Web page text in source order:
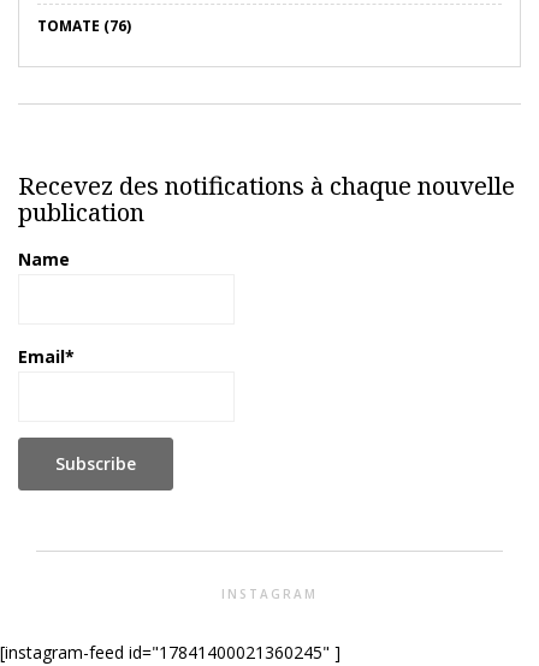
TOMATE (76)
Recevez des notifications à chaque nouvelle
publication
Name
Email*
INSTAGRAM
[instagram-feed id="17841400021360245" ]